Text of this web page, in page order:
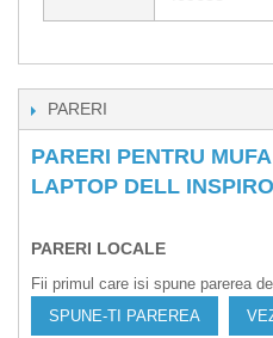
PARERI
PARERI PENTRU
LAPTOP DELL
PARERI LOCALE
Fii primul care isi spune parerea
SPUNE-TI PAREREA